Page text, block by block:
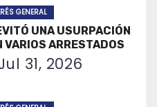
GENERAL
UNA USURPACIÓN
VARIOS ARRESTADOS
31, 2026